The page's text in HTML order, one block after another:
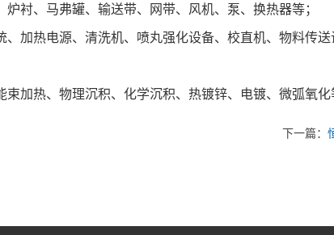
、马弗罐、输送带、网带、风机、泵、换热器等；
热电源、清洗机、喷丸强化设备、校直机、物料传送
热、物理沉积、化学沉积、热镀锌、电镀、微弧氧化
下一篇：